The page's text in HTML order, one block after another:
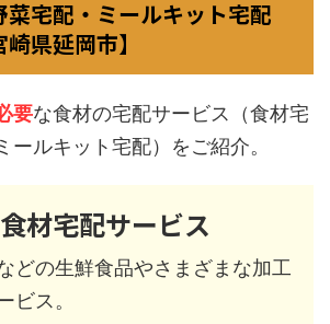
宅配・ミールキット宅配
県延岡市】
要な食材の宅配サービス（食材宅
ールキット宅配）をご紹介。
食材宅配サービス
どの生鮮食品やさまざまな加工
ビス。